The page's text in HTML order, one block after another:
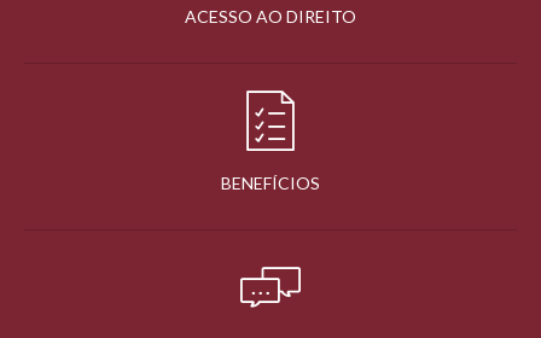
ACESSO AO DIREITO
BENEFÍCIOS